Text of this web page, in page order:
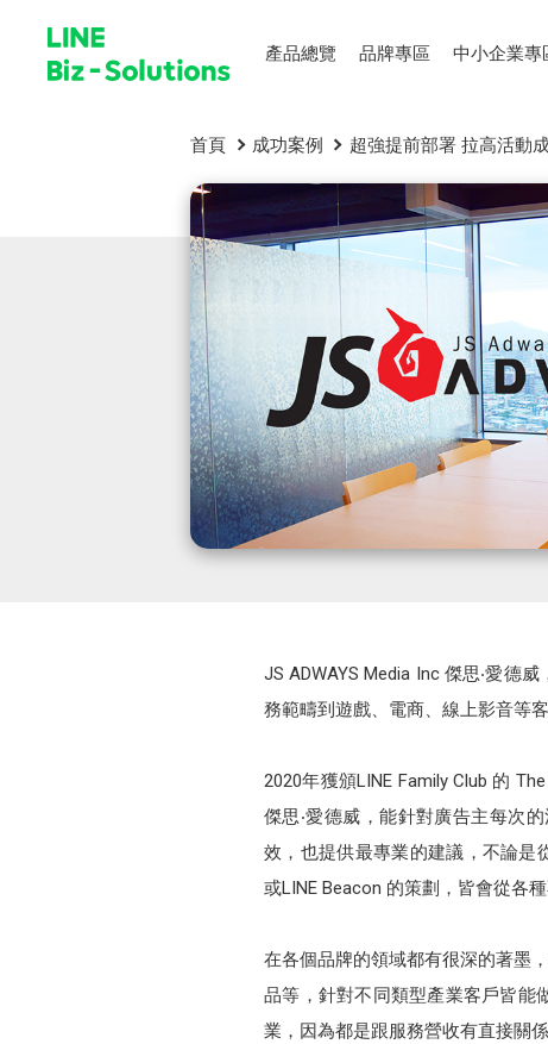
產品總覽 品牌專區 中小企業專
首頁 成功案例 超強提前部署 拉高活動
JS ADWAYS Media Inc 傑思‧愛德
務範疇到遊戲、電商、線上影音等
2020年獲頒LINE Family Club 的
傑思‧愛德威，能針對廣告主每次
效，也提供最專業的建議，不論是
或LINE Beacon 的策劃，皆會從各
在各個品牌的領域都有很深的著墨
品等，針對不同類型產業客戶皆能
業，因為都是跟服務營收有直接關